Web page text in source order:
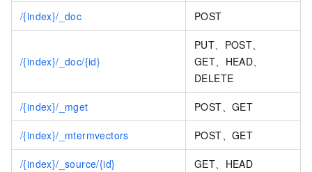
/{index}/_doc POST
/{index}/_doc/{id}
PUT、POST、
GET、HEAD、
DELETE
/{index}/_mget POST、GET
/{index}/_mtermvectors POST、GET
/{index}/_source/{id} GET、HEAD